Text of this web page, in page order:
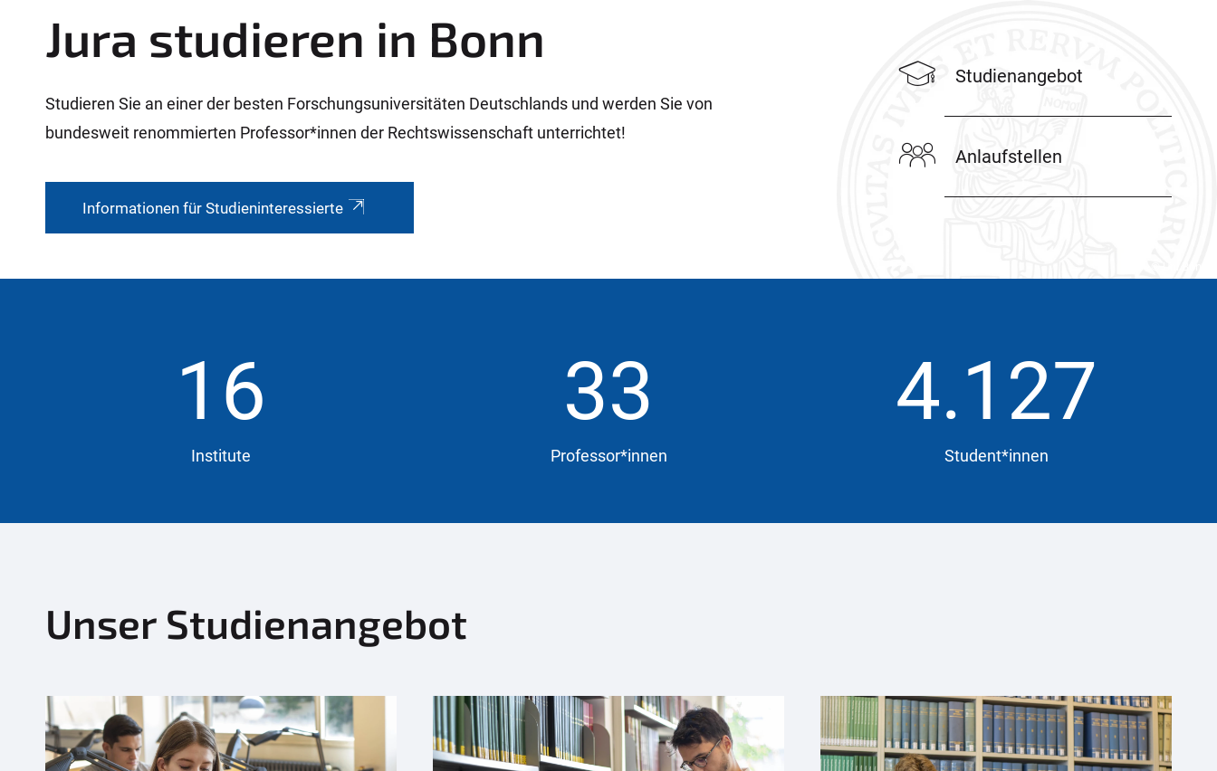
Jura studieren in Bonn
Studieren Sie an einer der besten Forschungsuniversitäten Deutschlands und werden Sie von
bundesweit renommierten Professor*innen der Rechtswissenschaft unterrichtet!
Informationen für Studieninteressierte
Studienangebot
Anlaufstellen
16
Institute
33
Professor*innen
4.127
Student*innen
Unser Studienangebot